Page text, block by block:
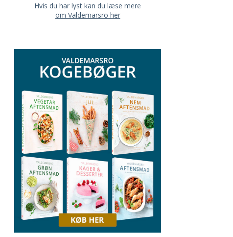
Hvis du har lyst kan du læse mere
om Valdemarsro her